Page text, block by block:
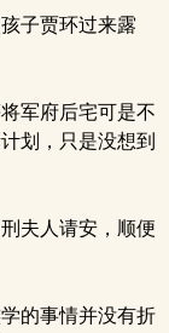
子贾环过来露
军府后宅可是不
划，只是没想到
夫人请安，顺便
的事情并没有折